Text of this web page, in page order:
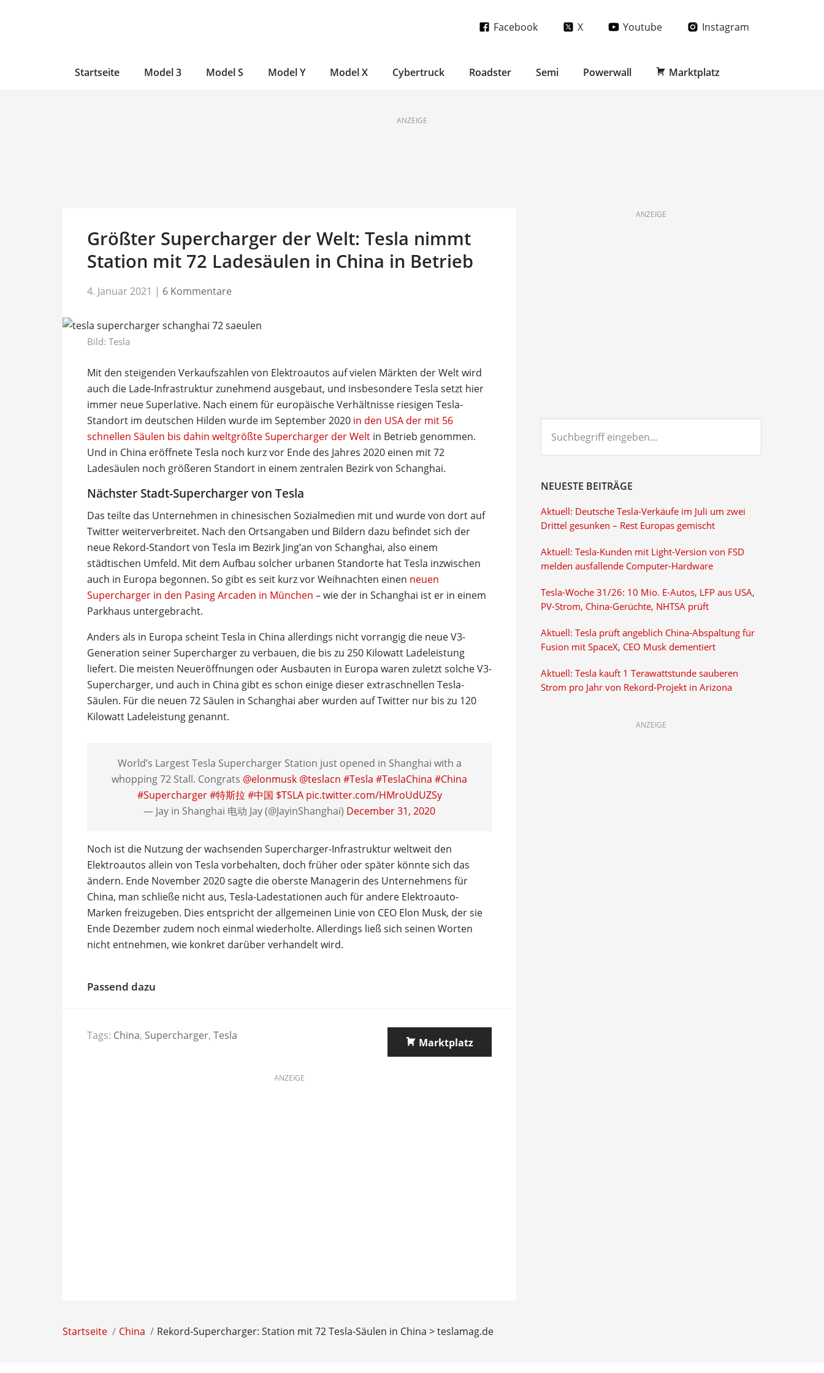
Facebook X Youtube Instagram
Startseite Model 3 Model S Model Y Model X Cybertruck Roadster Semi Powerwall Marktplatz
ANZEIGE
Größter Supercharger der Welt: Tesla nimmt
Station mit 72 Ladesäulen in China in Betrieb
4. Januar 2021 | 6 Kommentare
Bild: Tesla
Mit den steigenden Verkaufszahlen von Elektroautos auf vielen Märkten der Welt wird
auch die Lade-Infrastruktur zunehmend ausgebaut, und insbesondere Tesla setzt hier
immer neue Superlative. Nach einem für europäische Verhältnisse riesigen Tesla-
Standort im deutschen Hilden wurde im September 2020 in den USA der mit 56
schnellen Säulen bis dahin weltgrößte Supercharger der Welt in Betrieb genommen.
Und in China eröffnete Tesla noch kurz vor Ende des Jahres 2020 einen mit 72
Ladesäulen noch größeren Standort in einem zentralen Bezirk von Schanghai.
Nächster Stadt-Supercharger von Tesla
Das teilte das Unternehmen in chinesischen Sozialmedien mit und wurde von dort auf
Twitter weiterverbreitet. Nach den Ortsangaben und Bildern dazu befindet sich der
neue Rekord-Standort von Tesla im Bezirk Jing’an von Schanghai, also einem
städtischen Umfeld. Mit dem Aufbau solcher urbanen Standorte hat Tesla inzwischen
auch in Europa begonnen. So gibt es seit kurz vor Weihnachten einen neuen
Supercharger in den Pasing Arcaden in München – wie der in Schanghai ist er in einem
Parkhaus untergebracht.
Anders als in Europa scheint Tesla in China allerdings nicht vorrangig die neue V3-
Generation seiner Supercharger zu verbauen, die bis zu 250 Kilowatt Ladeleistung
liefert. Die meisten Neueröffnungen oder Ausbauten in Europa waren zuletzt solche V3-
Supercharger, und auch in China gibt es schon einige dieser extraschnellen Tesla-
Säulen. Für die neuen 72 Säulen in Schanghai aber wurden auf Twitter nur bis zu 120
Kilowatt Ladeleistung genannt.
World’s Largest Tesla Supercharger Station just opened in Shanghai with a
whopping 72 Stall. Congrats @elonmusk @teslacn #Tesla #TeslaChina #China
#Supercharger #特斯拉 #中国 $TSLA pic.twitter.com/HMroUdUZSy
— Jay in Shanghai 电动 Jay (@JayinShanghai) December 31, 2020
Noch ist die Nutzung der wachsenden Supercharger-Infrastruktur weltweit den
Elektroautos allein von Tesla vorbehalten, doch früher oder später könnte sich das
ändern. Ende November 2020 sagte die oberste Managerin des Unternehmens für
China, man schließe nicht aus, Tesla-Ladestationen auch für andere Elektroauto-
Marken freizugeben. Dies entspricht der allgemeinen Linie von CEO Elon Musk, der sie
Ende Dezember zudem noch einmal wiederholte. Allerdings ließ sich seinen Worten
nicht entnehmen, wie konkret darüber verhandelt wird.
Passend dazu
Tags: China, Supercharger, Tesla
Marktplatz
ANZEIGE
ANZEIGE
eingeben...
NEUESTE BEITRÄGE
Aktuell: Deutsche Tesla-Verkäufe im Juli um zwei
Drittel gesunken – Rest Europas gemischt
Aktuell: Tesla-Kunden mit Light-Version von FSD
melden ausfallende Computer-Hardware
Tesla-Woche 31/26: 10 Mio. E-Autos, LFP aus USA,
PV-Strom, China-Gerüchte, NHTSA prüft
Aktuell: Tesla prüft angeblich China-Abspaltung für
Fusion mit SpaceX, CEO Musk dementiert
Aktuell: Tesla kauft 1 Terawattstunde sauberen
Strom pro Jahr von Rekord-Projekt in Arizona
ANZEIGE
Startseite China Rekord-Supercharger: Station mit 72 Tesla-Säulen in China > teslamag.de